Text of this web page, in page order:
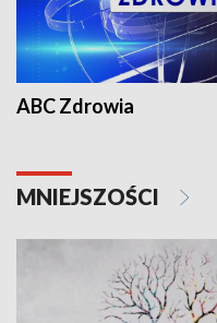
ABC Zdrowia
MNIEJSZOŚCI